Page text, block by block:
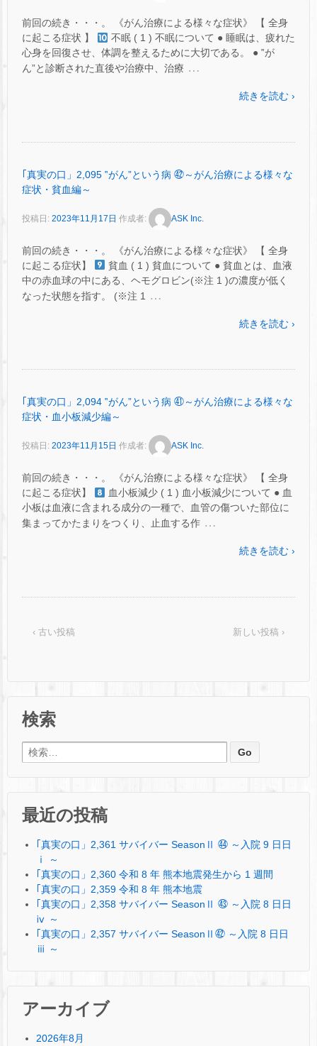
前回の続き・・・。 《がん治療による様々な症状》 【 全身
に起こる症状 】
不眠 ( 1 ) 不眠について ● 睡眠は、疲れた
心身を回復させ、体調を整えるために大切である。 ● ‟が
ん”と診断された直後や治療中、治療 …
続きを読む ›
｢真実の口」2,095 ‟がん”という病 ㊷～がん治療による様々な
症状・貧血編～
投稿日: 2023年11月17日 作成者: ASK Inc.
前回の続き・・・。 《がん治療による様々な症状》 【 全身
に起こる症状】
貧血 ( 1 ) 貧血について ● 貧血とは、血液
中の赤血球の中にある、ヘモグロビン(※注 1 )の濃度が低く
なった状態を指す。 (※注 1
…
続きを読む ›
｢真実の口」2,094 ‟がん”という病 ㊶～がん治療による様々な
症状・血小板減少編～
投稿日: 2023年11月15日 作成者: ASK Inc.
前回の続き・・・。 《がん治療による様々な症状》 【 全身
に起こる症状】
血小板減少 ( 1 ) 血小板減少について ● 血
小板は血液に含まれる成分の一種で、血管の傷ついた部位に
集まってかたまりをつくり、止血する作 …
続きを読む ›
‹ 古い投稿 新しい投稿 ›
検索
検索:
最近の投稿
｢真実の口」2,361 サバイバー SeasonⅡ ㊹ ～入院 9 日日
ⅰ ～
｢真実の口」2,360 令和 8 年 熊本地震発生から 1 週間
｢真実の口」2,359 令和 8 年 熊本地震
｢真実の口」2,358 サバイバー SeasonⅡ ㊸ ～入院 8 日日
ⅳ ～
｢真実の口」2,357 サバイバー SeasonⅡ㊷ ～入院 8 日日
ⅲ ～
アーカイブ
2026年8月